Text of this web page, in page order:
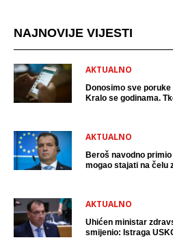
NAJNOVIJE VIJESTI
AKTUALNO
Donosimo sve
Kralo se godinama.
AKTUALNO
Beroš navodno
mogao stajati na čelu
AKTUALNO
Uhićen ministar
smijenio: Istraga